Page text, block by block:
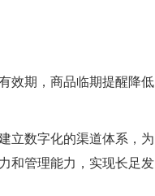
效期，商品临期提醒降低
立数字化的渠道体系，为
和管理能力，实现长足发